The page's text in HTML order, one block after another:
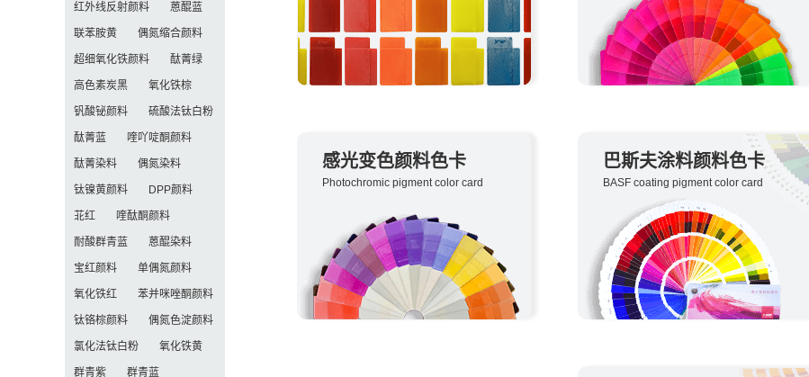
感光变色颜料色卡
Photochromic pigment color card
巴斯夫涂料颜料色卡
BASF coating pigment color card
红外线反射颜料 蒽醌蓝
联苯胺黄 偶氮缩合颜料
超细氧化铁颜料 酞菁绿
高色素炭黑 氧化铁棕
钒酸铋颜料 硫酸法钛白粉
酞菁蓝 喹吖啶酮颜料
酞菁染料 偶氮染料
钛镍黄颜料 DPP颜料
苝红 喹酞酮颜料
耐酸群青蓝 蒽醌染料
宝红颜料 单偶氮颜料
氧化铁红 苯并咪唑酮颜料
钛铬棕颜料 偶氮色淀颜料
氯化法钛白粉 氧化铁黄
群青紫 群青蓝